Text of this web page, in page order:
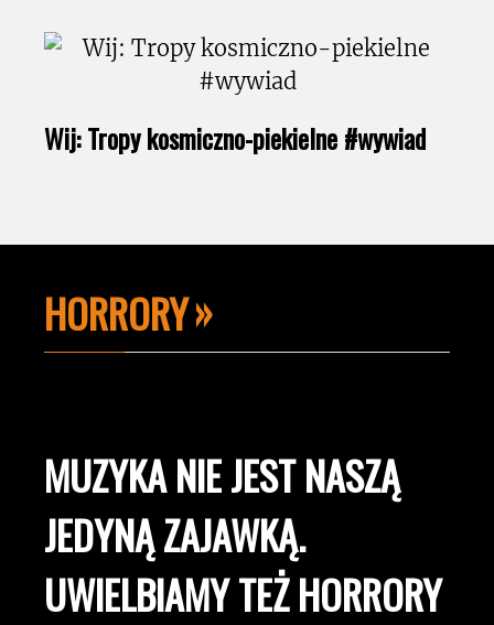
Wij: Tropy kosmiczno-piekielne #wywiad
HORRORY
MUZYKA NIE JEST NASZĄ
JEDYNĄ ZAJAWKĄ.
UWIELBIAMY TEŻ HORRORY